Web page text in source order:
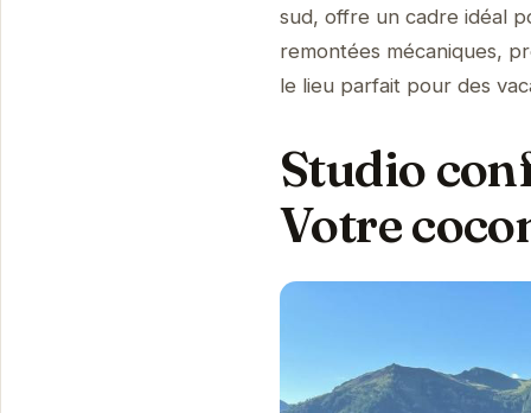
sud, offre un cadre idéal
remontées mécaniques,
le lieu parfait pour des
Studio
Votre